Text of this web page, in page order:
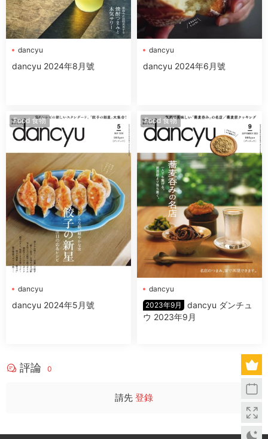
dancyu
dancyu 2024年8月號
dancyu
dancyu 2024年6月號
Food 食物
dancyu
dancyu 2024年5月號
Food 食物
dancyu
2023年9月
dancyu ダンチュ
ウ 2023年9月
評論 0
請先 登錄